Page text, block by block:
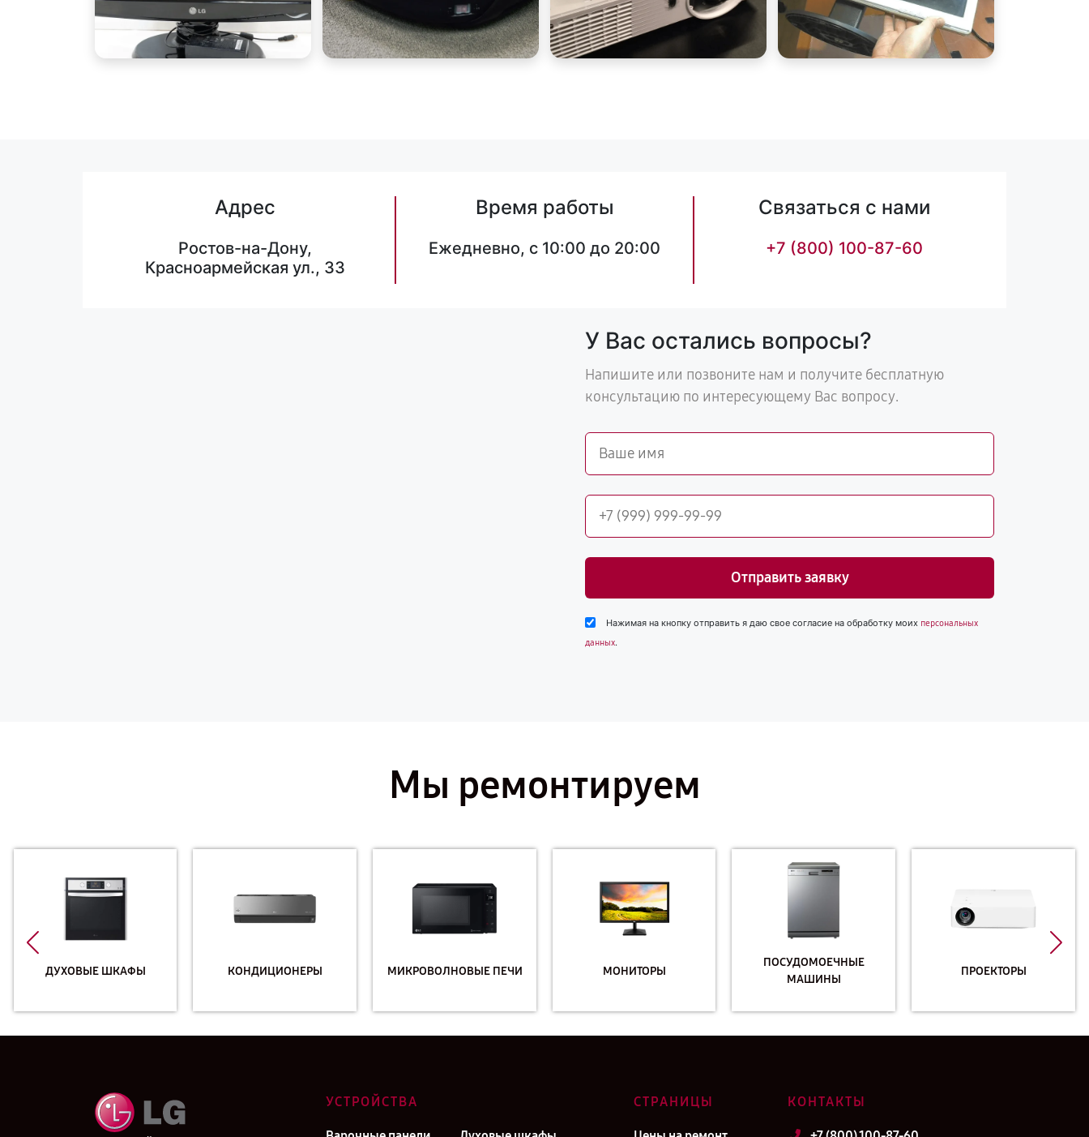
Адрес
Ростов-на-Дону,
Красноармейская ул., 33
Время работы
Ежедневно, с 10:00 до 20:00
Связаться с нами
+7 (800) 100-87-60
У Вас остались вопросы?
Напишите или позвоните нам и получите бесплатную
консультацию по интересующему Вас вопросу.
Отправить заявку
Нажимая на кнопку отправить я даю свое согласие на обработку моих персональных
данных.
Мы ремонтируем
ДУХОВЫЕ ШКАФЫ КОНДИЦИОНЕРЫ МИКРОВОЛНОВЫЕ ПЕЧИ МОНИТОРЫ
ПОСУДОМОЕЧНЫЕ
МАШИНЫ
ПРОЕКТОРЫ
УСТРОЙСТВА СТРАНИЦЫ КОНТАКТЫ